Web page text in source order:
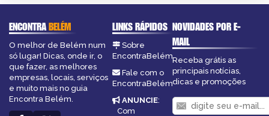
ENCONTRABELÉM
O melhor de Belém num
só lugar! Dicas, onde ir, o
que fazer, as melhores
empresas, locais, serviços
e muito mais no guia
Encontra Belém.
LINKS RÁPIDOS
Sobre
EncontraBelém
Fale com o
EncontraBelém
ANUNCIE:
Com
NOVIDADES POR E-
MAIL
Receba grátis as
principais notícias,
dicas e promoções